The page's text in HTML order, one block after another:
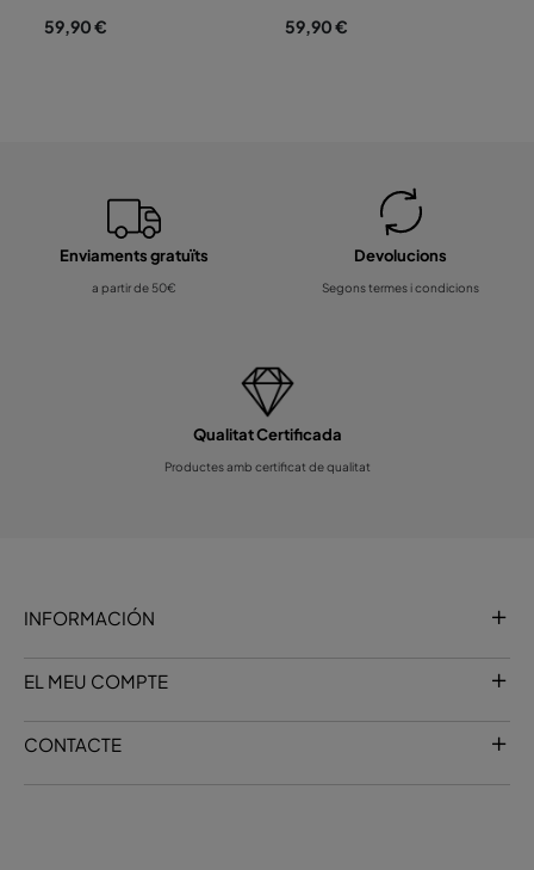
59,90 €
59,90 €
Enviaments gratuïts
a partir de 50€
Devolucions
Segons termes i condicions
Qualitat Certificada
Productes amb certificat de qualitat
INFORMACIÓN
EL MEU COMPTE
CONTACTE